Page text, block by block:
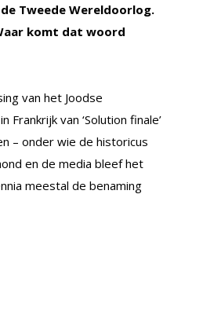
Tweede Wereldoorlog.
komt dat woord
van het Joodse
Frankrijk van ‘Solution finale’
– onder wie de historicus
en de media bleef het
meestal de benaming